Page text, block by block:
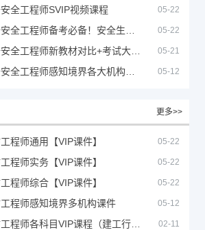
全工程师SVIP视频课程 05-22
05-22
05-21
05-12
更多>>
程师通用【VIP课件】 05-22
程师实务【VIP课件】 05-22
程师综合【VIP课件】 05-22
程师感知境界多机构课件 05-12
02-11